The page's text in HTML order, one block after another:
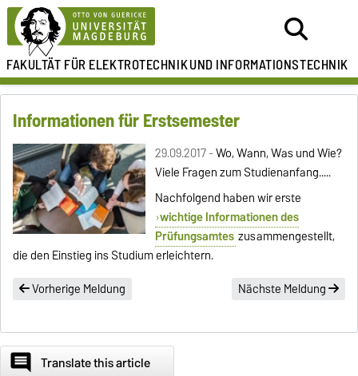
FAKULTÄT FÜR ELEKTROTECHNIKUND INFORMATIONSTECHNIK
Informationen für Erstsemester
29.09.2017 -Wo, Wann, Was und Wie?
Viele Fragen zum Studienanfang.....
Nachfolgend haben wir erste
wichtige Informationen des
Prüfungsamtes zusammengestellt,
die den Einstieg ins Studium erleichtern.
Vorherige Meldung
Nächste Meldung
comment Translate this article